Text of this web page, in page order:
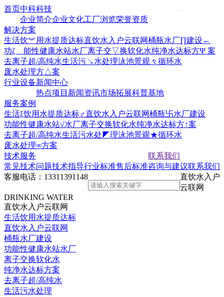
首页中科科技
企业简介企业文化工厂浏览荣誉资质
解决方案
生活饮︾用水提质达标直饮水入户云联网桶瓶水厂∏建设←
功ζ 能性健康水站水厂离子交▽换软化水纯净水达标方Ψ 案
去离子超/高纯水生活污↘水处理泳池景观々循环水
废水处理方△案
行业设备新闻中心
热点项目 新闻资讯市场拓展科普基地
服务案例
生活ξ饮用水提质达标♂直饮水入户云联网桶瓶卐水厂建设
功能性健康水站√水厂离子交换软化水纯净水达标方↑案
去离子超/高纯水生活污水处◤理泳池景观★循环水
废水处理∞方案
技术服务
常见技术问题技术指导行业标准售后标准
联系我们
咨询与建议联系我们
客服电话： 13311391148
直饮水入户
云联网
DRINKING WATER
直饮水入户云联网
生活饮用水提质达标
直饮水入户云联网
桶瓶水厂建设
功能性健康水站水厂
离子交换软化水
纯净水达标方案
去离子超/高纯水
生活污水处理